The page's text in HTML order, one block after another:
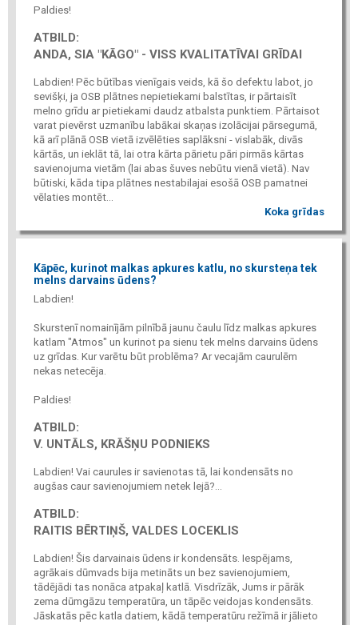
Paldies!
ATBILD:
ANDA, SIA "KĀGO" - VISS KVALITATĪVAI GRĪDAI
Labdien! Pēc būtības vienīgais veids, kā šo defektu labot, jo
sevišķi, ja OSB plātnes nepietiekami balstītas, ir pārtaisīt
melno grīdu ar pietiekami daudz atbalsta punktiem. Pārtaisot
varat pievērst uzmanību labākai skaņas izolācijai pārsegumā,
kā arī plānā OSB vietā izvēlēties saplāksni - vislabāk, divās
kārtās, un ieklāt tā, lai otra kārta pārietu pāri pirmās kārtas
savienojuma vietām (lai abas šuves nebūtu vienā vietā). Nav
būtiski, kāda tipa plātnes nestabilajai esošā OSB pamatnei
vēlaties montēt...
Koka grīdas
Kāpēc, kurinot malkas apkures katlu, no skursteņa tek
melns darvains ūdens?
Labdien!
Skurstenī nomainījām pilnībā jaunu čaulu līdz malkas apkures
katlam "Atmos" un kurinot pa sienu tek melns darvains ūdens
uz grīdas. Kur varētu būt problēma? Ar vecajām caurulēm
nekas netecēja.
Paldies!
ATBILD:
V. UNTĀLS, KRĀŠŅU PODNIEKS
Labdien! Vai caurules ir savienotas tā, lai kondensāts no
augšas caur savienojumiem netek lejā?...
ATBILD:
RAITIS BĒRTIŅŠ, VALDES LOCEKLIS
Labdien! Šis darvainais ūdens ir kondensāts. Iespējams,
agrākais dūmvads bija metināts un bez savienojumiem,
tādējādi tas nonāca atpakaļ katlā. Visdrīzāk, Jums ir pārāk
zema dūmgāzu temperatūra, un tāpēc veidojas kondensāts.
Jāskatās pēc katla datiem, kādā temperatūru režīmā ir jālieto